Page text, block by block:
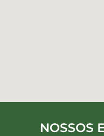
NOSSOS